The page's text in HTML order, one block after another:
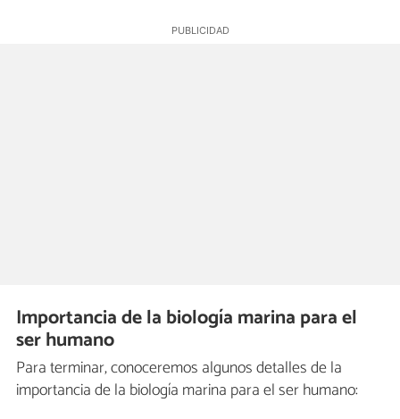
Importancia de la biología marina para el
ser humano
Para terminar, conoceremos algunos detalles de la
importancia de la biología marina para el ser humano: